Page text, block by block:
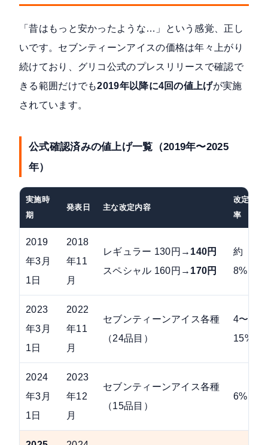
「昔はもっと安かったような…」という感覚、正し
いです。セブンティーンアイスの価格は年々上がり
続けており、グリコ公式のプレスリリースで確認で
きる範囲だけでも2019年以降に4回の値上げが実施
されています。
公式確認済みの値上げ一覧（2019年〜2025
年）
実施時
期
発表日 主な改定内容
改定
率
2019
年3月
1日
2018
年11
月
レギュラー 130円→ 140円
スペシャル 160円→ 170円
約
8%
2023
年3月
1日
2022
年11
月
セブンティーンアイス各種
（24品目）
4〜
15%
2024
年3月
1日
2023
年12
月
セブンティーンアイス各種
（15品目）
6%